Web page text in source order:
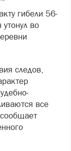
гибели 56-
во
следов,
все